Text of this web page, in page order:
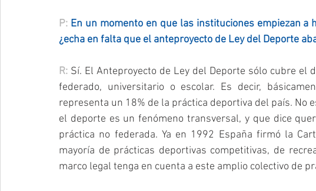
P: En un momento en que las instituciones empiezan
¿echa en falta que el anteproyecto de Ley del Deporte
R: Sí. El Anteproyecto de Ley del Deporte sólo cubre el
federado, universitario o escolar. Es decir,
representa un 18% de la práctica deportiva del país. No
el deporte es un fenómeno transversal, y que dice
práctica no federada. Ya en 1992 España firmó la
mayoría de prácticas deportivas competitivas, de
marco legal tenga en cuenta a este amplio colectivo de